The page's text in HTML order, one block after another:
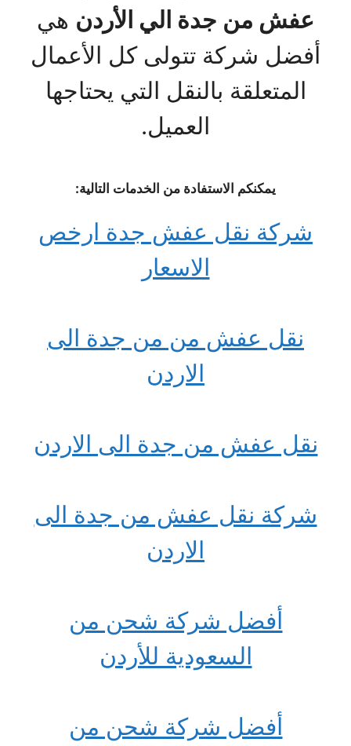
عفش من جدة الي الأردن هي
أفضل شركة تتولى كل الأعمال
المتعلقة بالنقل التي يحتاجها
العميل.
يمكنكم الاستفادة من الخدمات التالية:
شركة نقل عفش جدة ارخص
الاسعار
نقل عفش من من جدة الى
الاردن
نقل عفش من جدة الى الاردن
شركة نقل عفش من جدة الى
الاردن
أفضل شركة شحن من
السعودية للأردن
أفضل شركة شحن من